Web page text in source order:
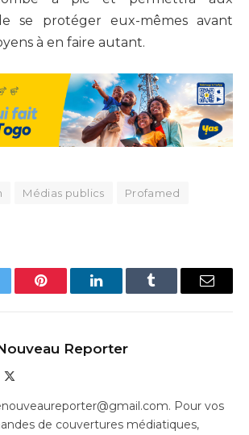
se protéger eux-mêmes avant
à en faire autant.
Médias publics
Profamed
Pinterest LinkedInTumblr Email
Reporter
Pour vos
de couvertures médiatiques,